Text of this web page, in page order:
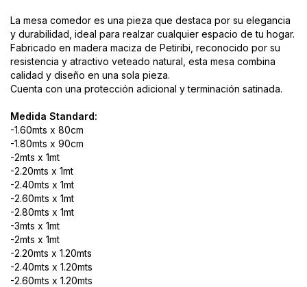
La mesa comedor es una pieza que destaca por su elegancia
y durabilidad, ideal para realzar cualquier espacio de tu hogar.
Fabricado en madera maciza de Petiribi, reconocido por su
resistencia y atractivo veteado natural, esta mesa combina
calidad y diseño en una sola pieza.
Cuenta con una protección adicional y terminación satinada.
Medida Standard:
-1.60mts x 80cm
-1.80mts x 90cm
-2mts x 1mt
-2.20mts x 1mt
-2.40mts x 1mt
-2.60mts x 1mt
-2.80mts x 1mt
-3mts x 1mt
-2mts x 1mt
-2.20mts x 1.20mts
-2.40mts x 1.20mts
-2.60mts x 1.20mts